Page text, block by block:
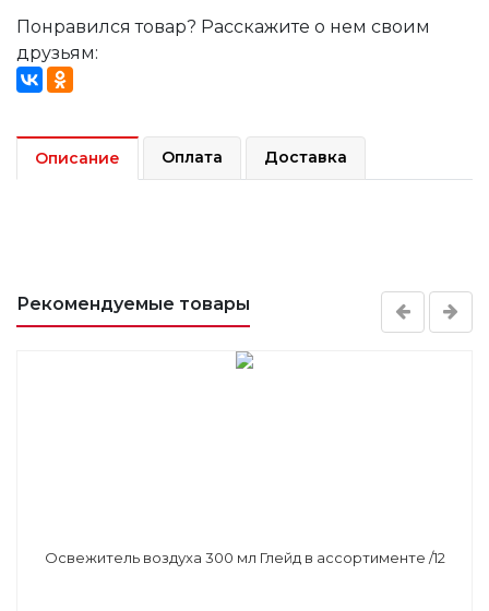
Понравился товар? Расскажите о нем своим
друзьям:
Описание Оплата Доставка
Рекомендуемые товары
Освежитель воздуха 300 мл Глейд в ассортименте /12